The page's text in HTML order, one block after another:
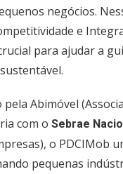
negócios.
e
para ajudar a
Abimóvel
com o Sebrae
o PDCIMob
pequenas